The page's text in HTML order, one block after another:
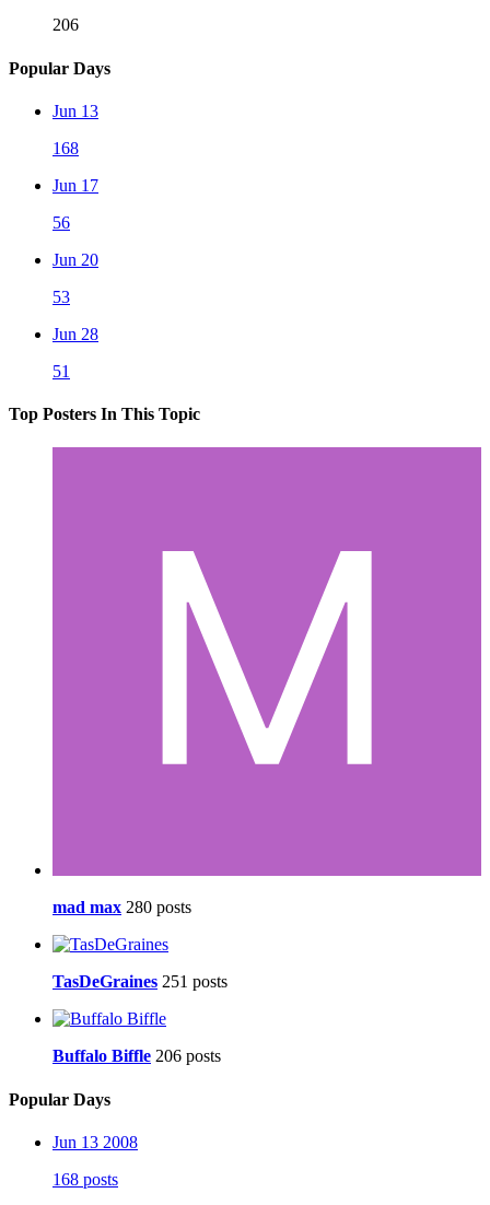
206
Popular Days
Jun 13
168
Jun 17
56
Jun 20
53
Jun 28
51
Top Posters In This Topic
mad max 280 posts
TasDeGraines 251 posts
Buffalo Biffle 206 posts
Popular Days
Jun 13 2008
168 posts